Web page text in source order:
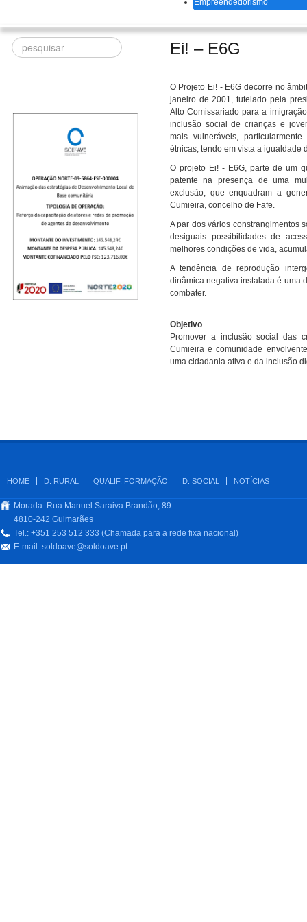
Empreendedorismo
Procurar Ei! – E6G
O Projeto Ei! - E6G decorre no
janeiro de 2001, tutelado pela
Alto Comissariado para a
inclusão social de crianças e
mais vulneráveis,
étnicas, tendo em vista a igualdade
O projeto Ei! - E6G, parte de um
patente na presença de uma
exclusão, que enquadram a
Cumieira, concelho de Fafe.
A par dos vários constrangimentos
desiguais possibilidades de
melhores condições de vida,
A tendência de reprodução
dinâmica negativa instalada é uma
combater.
Objetivo
Promover a inclusão social das
Cumieira e comunidade
uma cidadania ativa e da inclusão
HOME D. RURAL QUALIF. FORMAÇÃO D. SOCIAL NOTÍCIAS
Morada: Rua Manuel Saraiva Brandão, 89
4810-242 Guimarães
Tel.: +351 253 512 333 (Chamada para a rede fixa nacional)
E-mail: soldoave@soldoave.pt
.